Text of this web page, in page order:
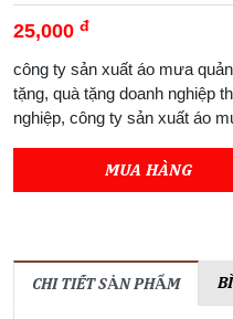
25,000 đ
công ty sản xuất áo mưa
tặng, quà tặng doanh nghiệp
nghiệp, công ty sản xuất áo
MUA HÀNG
CHI TIẾT SẢN PHẨM